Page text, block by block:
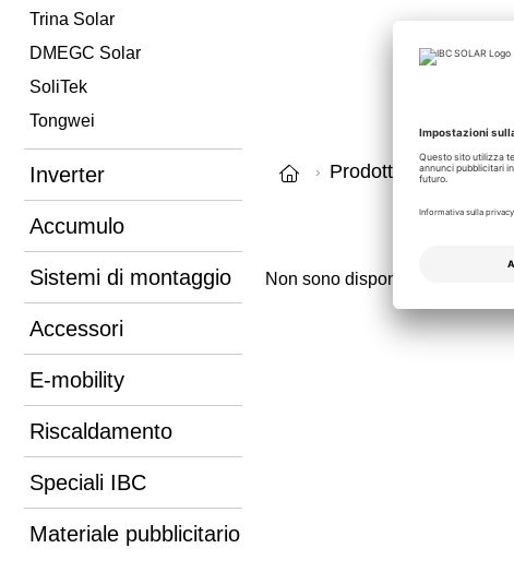
Trina Solar
DMEGC Solar
SoliTek
Tongwei
Inverter
Accumulo
Sistemi di montaggio
Accessori
E-mobility
Riscaldamento
Speciali IBC
Materiale pubblicitario
Prodotti Fotovoltaici
Non sono disponibili articoli